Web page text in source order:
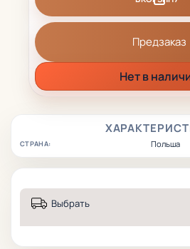
СТРАНА: Польша
Предзаказ
Нет в
Выбрать